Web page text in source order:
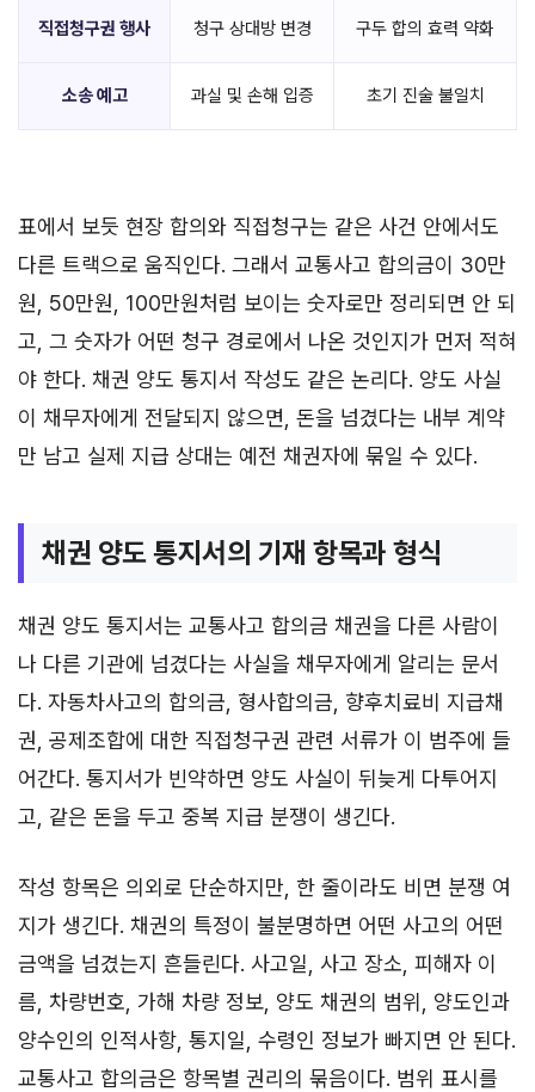
직접청구권 행사 청구 상대방 변경 구두 합의 효력 약화
소송 예고 과실 및 손해 입증 초기 진술 불일치
표에서 보듯 현장 합의와 직접청구는 같은 사건 안에서도
다른 트랙으로 움직인다. 그래서 교통사고 합의금이 30만
원, 50만원, 100만원처럼 보이는 숫자로만 정리되면 안 되
고, 그 숫자가 어떤 청구 경로에서 나온 것인지가 먼저 적혀
야 한다. 채권 양도 통지서 작성도 같은 논리다. 양도 사실
이 채무자에게 전달되지 않으면, 돈을 넘겼다는 내부 계약
만 남고 실제 지급 상대는 예전 채권자에 묶일 수 있다.
채권 양도 통지서의 기재 항목과 형식
채권 양도 통지서는 교통사고 합의금 채권을 다른 사람이
나 다른 기관에 넘겼다는 사실을 채무자에게 알리는 문서
다. 자동차사고의 합의금, 형사합의금, 향후치료비 지급채
권, 공제조합에 대한 직접청구권 관련 서류가 이 범주에 들
어간다. 통지서가 빈약하면 양도 사실이 뒤늦게 다투어지
고, 같은 돈을 두고 중복 지급 분쟁이 생긴다.
작성 항목은 의외로 단순하지만, 한 줄이라도 비면 분쟁 여
지가 생긴다. 채권의 특정이 불분명하면 어떤 사고의 어떤
금액을 넘겼는지 흔들린다. 사고일, 사고 장소, 피해자 이
름, 차량번호, 가해 차량 정보, 양도 채권의 범위, 양도인과
양수인의 인적사항, 통지일, 수령인 정보가 빠지면 안 된다.
교통사고 합의금은 항목별 권리의 묶음이다. 범위 표시를